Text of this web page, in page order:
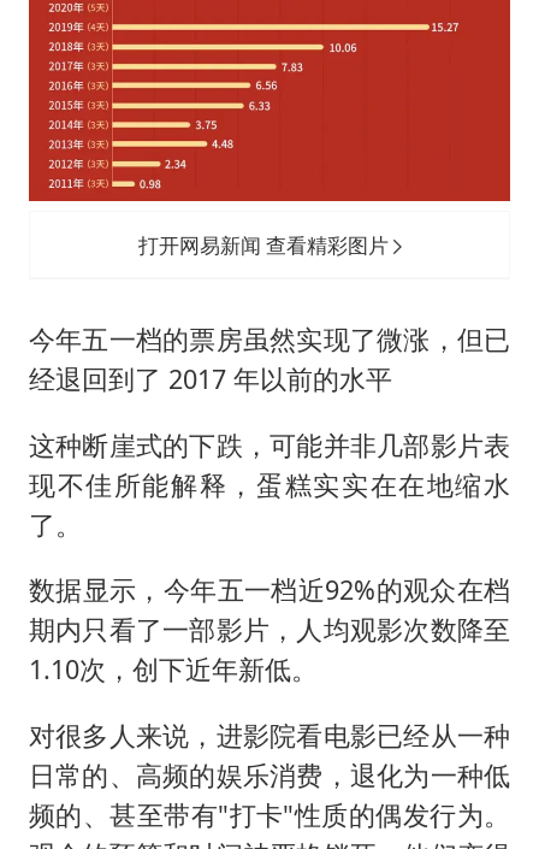
打开网易新闻 查看精彩图片
今年五一档的票房虽然实现了微涨，但已
经退回到了 2017 年以前的水平
这种断崖式的下跌，可能并非几部影片表
现不佳所能解释，蛋糕实实在在地缩水
了。
数据显示，今年五一档近92%的观众在档
期内只看了一部影片，人均观影次数降至
1.10次，创下近年新低。
对很多人来说，进影院看电影已经从一种
日常的、高频的娱乐消费，退化为一种低
频的、甚至带有"打卡"性质的偶发行为。